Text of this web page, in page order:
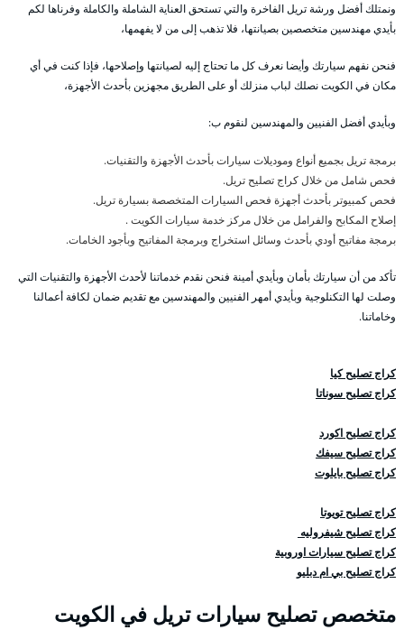
ونمتلك أفضل ورشة تريل الفاخرة والتي تستحق العناية الشاملة والكاملة وفرناها لكم
بأيدي مهندسين متخصصين بصيانتها، فلا تذهب إلى من لا يفهمها،
فنحن نفهم سيارتك وأيضا نعرف كل ما تحتاج إليه لصيانتها وإصلاحها، فإذا كنت في أي
مكان في الكويت نصلك لباب منزلك أو على الطريق مجهزين بأحدث الأجهزة،
وبأيدي أفضل الفنيين والمهندسين لنقوم ب:
برمجة تريل بجميع أنواع وموديلات سيارات بأحدث الأجهزة والتقنيات.
فحص شامل من خلال كراج تصليح تريل.
فحص كمبيوتر بأحدث أجهزة فحص السيارات المتخصصة بسيارة تريل.
إصلاح المكابح والفرامل من خلال مركز خدمة سيارات الكويت .
برمجة مفاتيح أودي بأحدث وسائل استخراج وبرمجة المفاتيح وبأجود الخامات.
تأكد من أن سيارتك بأمان وبأيدي أمينة فنحن نقدم خدماتنا لأحدث الأجهزة والتقنيات التي
وصلت لها التكنلوجية وبأيدي أمهر الفنيين والمهندسين مع تقديم ضمان لكافة أعمالنا
وخاماتنا.
كراج تصليح كيا
كراج تصليح سوناتا
كراج تصليح اكورد
كراج تصليح سيفك
كراج تصليح بايلوت
كراج تصليح تويوتا
كراج تصليح شيفروليه
كراج تصليح سيارات اوروبية
كراج تصليح بي ام دبليو
متخصص تصليح سيارات تريل في الكويت